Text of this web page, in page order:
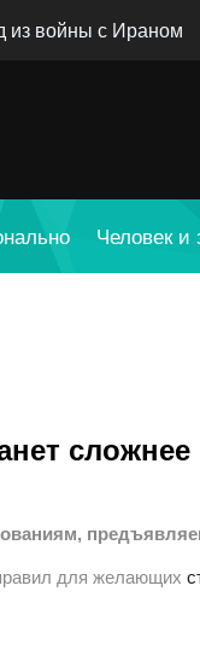
из войны с Ираном
Человек и
сложнее
для желающих